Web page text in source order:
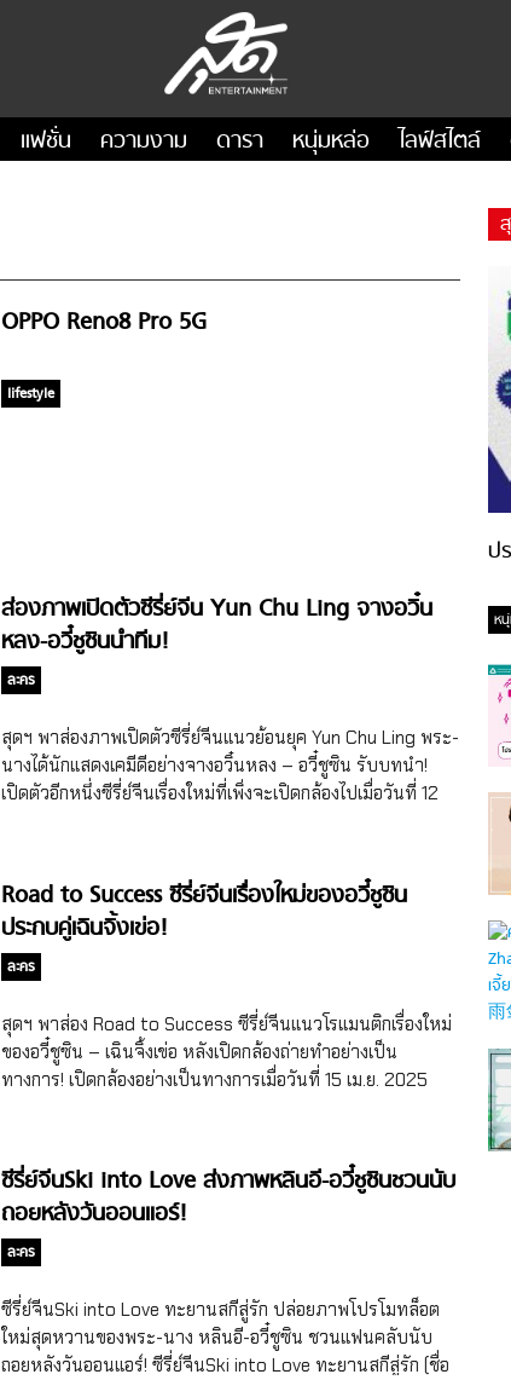
แฟชั่น ความงาม ดารา หนุ่มหล่อ ไลฟ์สไตล์
OPPO Reno8 Pro 5G
lifestyle
ส่องภาพเปิดตัวซีรี่ย์จีน Yun Chu Ling จางอวิ๋น
หลง-อวี๋ชูซินนำทีม!
ละคร
สุดฯ พาส่องภาพเปิดตัวซีรี่ย์จีนแนวย้อนยุค Yun Chu Ling พระ-
นางได้นักแสดงเคมีดีอย่างจางอวิ๋นหลง – อวี๋ชูซิน รับบทนำ!
เปิดตัวอีกหนึ่งซีรี่ย์จีนเรื่องใหม่ที่เพิ่งจะเปิดกล้องไปเมื่อวันที่ 12
เดียวกันของนักเขียนเฉาอวิ๋นจื่อ (Chao Yunzi) บอกเล่าเรื่องรา
วอวิ๋นชู ที่ในชาติที่แล้วเธอเป็นลูกสาวของตระกูลขุนนาง และได้
แต่งงานกับสามีผู้ยากจน เธอทำทุกอย่างเพื่อสามีและปกป้อง
ครอบครัวของตัวเอง แต่สุดท้ายกลับถูกทรยศ วางยาพิษ จนต้อง
สังเวยชีวิตทั้งครอบครัว อวิ๋นชูสาบานว่าหากได้เกิดใหม่อีกครั้ง
เธอจะทำให้ผู้ที่ทรยศเธอต้องเจ็บปวดมากกว่าเธอเป็นร้อยเท่า!?!
อวิ๋นชูต่อสู้ดิ้นรนเพื่อหลุดพ้นจากวัฏจักรแห่งโชคชะตา จนได้เกิด
ใหม่โดยใช้ความอ่อนโยนเป็นคมดาบและความเย็นชาเป็นเกราะ
ความรักอันลึกซึ้งและการแก้แค้น การพบกันโดยบังเอิญได้
กำหนดชะตาชีวิตของเธอ เธอควบคุมเหตุการณ์ เขาฝ่าฝืนโชค
ชะตา โลกตกอยู่ในความปั่นป่วน และคำสั่งของอวิ๋นชูได้กำหนด
ชะตากรรมของโลก เรื่องราวจะเป็นอย่างไรต่อไปต้องปักหมุดรอ
ชมกันค่ะ นางเอกที่มารับบทอวิ๋นชูในเรื่องYun Chu Ling ได้อวี๋ชู
ซิน (Yu Shuxin) นักร้องไอดอล นักแสดงหญิงจีนวัย 30 […]
Road to Success ซีรี่ย์จีนเรื่องใหม่ของอวี๋ชูซิน
ประกบคู่เฉินจิ้งเข่อ!
ละคร
สุดฯ พาส่อง Road to Success ซีรี่ย์จีนแนวโรแมนติกเรื่องใหม่
ของอวี๋ชูซิน – เฉินจิ้งเข่อ หลังเปิดกล้องถ่ายทำอย่างเป็น
ทางการ! เปิดกล้องอย่างเป็นทางการเมื่อวันที่ 15 เม.ย. 2025
ของฉางเอ๋อ (Chang Er) บอกเล่าเรื่องราวของจิตแพทย์หลิน
หว่านซิง ที่หลังจากประสบอุบัติเหตุก็ตัดสินใจย้ายกลับไปยังบ้าน
เกิดที่เมืองหงจิ่ง เพื่อไปสอนหนังสือให้เด็กแทน ในตอนนั้นเองที่
เธอได้เจอกับหวังฝ่า โค้ชหนุ่มฝีมือดีที่เป็นผู้นำพาเหล่าเด็กๆ ไล่ล่า
ตามฝันของพวกเขา ชีวิตการดิ้นรนต่อสู้ที่เต็มไปด้วยความ
กระตือรือร้น หลินหว่านซิงใช้การสอนแบบอิสระ เพื่อปลูกฝัง
ความเป็นอิสระให้กับเหล่านักเรียน ช่วยให้พวกเขาได้เรียนรู้ที่จะ
ใช้ชีวิต ปรับตัว ค้นหาสิ่งที่พวกเขารักด้วยตัวเอง และปลุกความ
ซีรี่ย์จีนSki into Love ส่งภาพหลินอี-อวี๋ชูซินชวนนับ
ถอยหลังวันออนแอร์!
ละคร
ซีรี่ย์จีนSki into Love ทะยานสกีสู่รัก ปล่อยภาพโปรโมทล็อต
ใหม่สุดหวานของพระ-นาง หลินอี-อวี๋ชูซิน ชวนแฟนคลับนับ
ถอยหลังวันออนแอร์! ซีรี่ย์จีนSki into Love ทะยานสกีสู่รัก (ชื่อ
ป
ห